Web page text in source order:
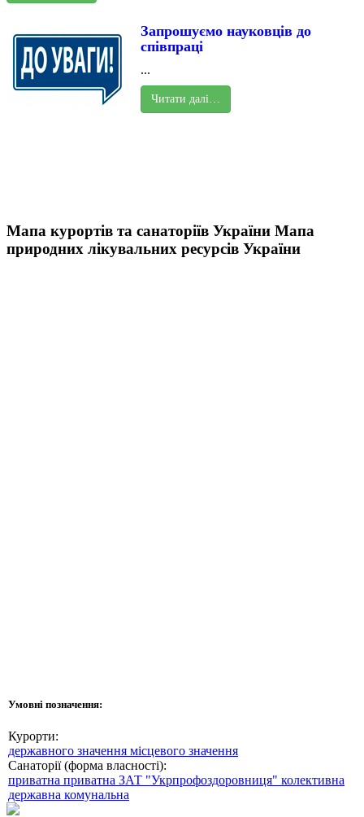
Запрошуємо науковців до
співпраці
...
Читати далі…
Мапа курортів та санаторіїв України Мапа
природних лікувальних ресурсів України
Умовні позначення:
Курорти:
державного значення місцевого значення
Санаторії (форма власності):
приватна приватна ЗАТ "Укрпрофоздоровниця" колективна
державна комунальна